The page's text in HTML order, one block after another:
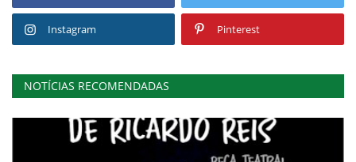
Instagram Pinterest
NOTÍCIAS RECOMENDADAS